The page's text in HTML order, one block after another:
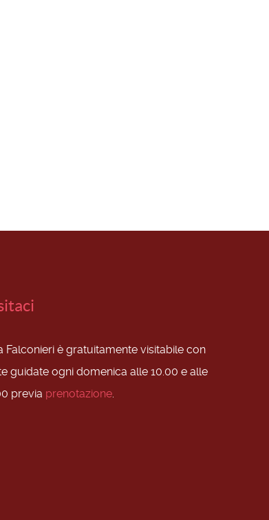
Falconieri è gratuitamente visitabile con
guidate ogni domenica alle 10.00 e alle
previa prenotazione.